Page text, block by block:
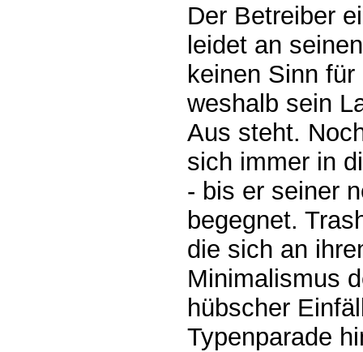
Der Betreiber
leidet an
keinen Sinn
weshalb sein
Aus steht.
sich immer in
- bis er seiner
begegnet.
die sich an
Minimalismus
hübscher
Typenparade